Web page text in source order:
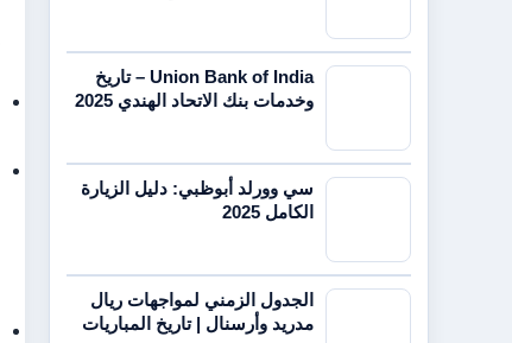
Union Bank of India – تاريخ
وخدمات بنك الاتحاد الهندي 2025
سي وورلد أبوظبي: دليل الزيارة
الكامل 2025
الجدول الزمني لمواجهات ريال
مدريد وأرسنال | تاريخ المباريات